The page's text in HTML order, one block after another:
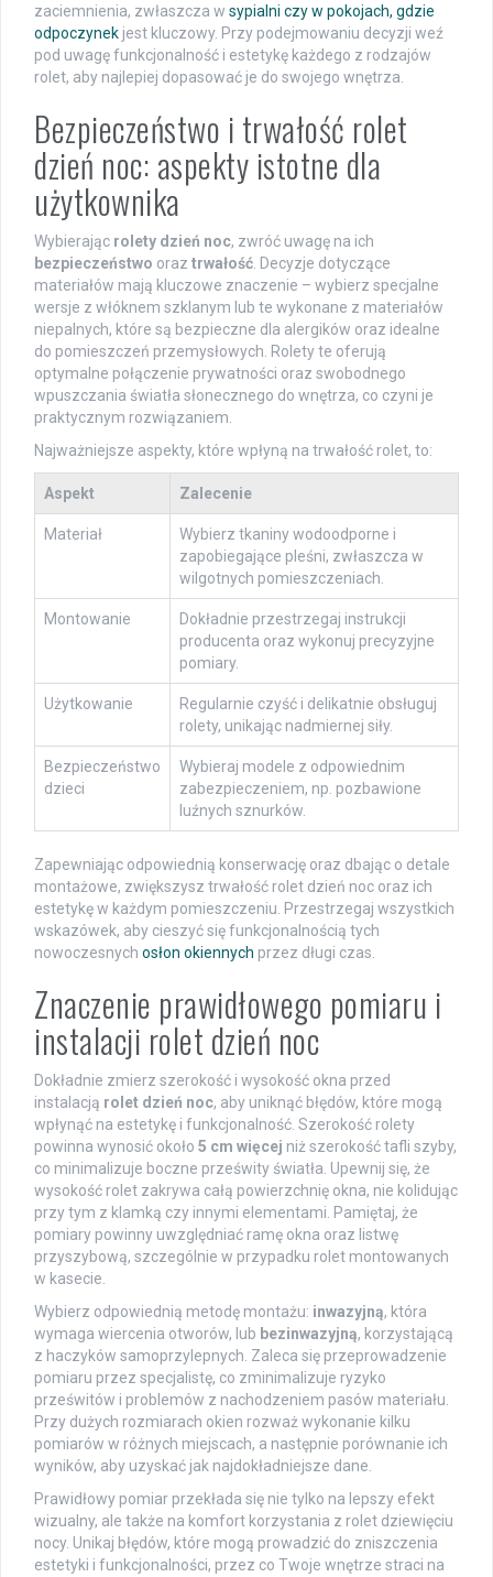
zaciemnienia, zwłaszcza w sypialni czy w pokojach, gdzie
odpoczynek jest kluczowy. Przy podejmowaniu decyzji weź
pod uwagę funkcjonalność i estetykę każdego z rodzajów
rolet, aby najlepiej dopasować je do swojego wnętrza.
Bezpieczeństwo i trwałość rolet
dzień noc: aspekty istotne dla
użytkownika
Wybierając rolety dzień noc, zwróć uwagę na ich
bezpieczeństwo oraz trwałość . Decyzje dotyczące
materiałów mają kluczowe znaczenie – wybierz specjalne
wersje z włóknem szklanym lub te wykonane z materiałów
niepalnych, które są bezpieczne dla alergików oraz idealne
do pomieszczeń przemysłowych. Rolety te oferują
optymalne połączenie prywatności oraz swobodnego
wpuszczania światła słonecznego do wnętrza, co czyni je
praktycznym rozwiązaniem.
Najważniejsze aspekty, które wpłyną na trwałość rolet, to:
Aspekt Zalecenie
Materiał
Wybierz tkaniny wodoodporne i
zapobiegające pleśni, zwłaszcza w
wilgotnych pomieszczeniach.
Montowanie
Dokładnie przestrzegaj instrukcji
producenta oraz wykonuj precyzyjne
pomiary.
Użytkowanie
Regularnie czyść i delikatnie obsługuj
rolety, unikając nadmiernej siły.
Bezpieczeństwo
dzieci
Wybieraj modele z odpowiednim
zabezpieczeniem, np. pozbawione
luźnych sznurków.
Zapewniając odpowiednią konserwację oraz dbając o detale
montażowe, zwiększysz trwałość rolet dzień noc oraz ich
estetykę w każdym pomieszczeniu. Przestrzegaj wszystkich
wskazówek, aby cieszyć się funkcjonalnością tych
nowoczesnych osłon okiennych przez długi czas.
Znaczenie prawidłowego pomiaru i
instalacji rolet dzień noc
Dokładnie zmierz szerokość i wysokość okna przed
instalacją rolet dzień noc, aby uniknąć błędów, które mogą
wpłynąć na estetykę i funkcjonalność. Szerokość rolety
powinna wynosić około 5 cm więcej niż szerokość tafli szyby,
co minimalizuje boczne prześwity światła. Upewnij się, że
wysokość rolet zakrywa całą powierzchnię okna, nie kolidując
przy tym z klamką czy innymi elementami. Pamiętaj, że
pomiary powinny uwzględniać ramę okna oraz listwę
przyszybową, szczególnie w przypadku rolet montowanych
w kasecie.
Wybierz odpowiednią metodę montażu: inwazyjną, która
wymaga wiercenia otworów, lub bezinwazyjną, korzystającą
z haczyków samoprzylepnych. Zaleca się przeprowadzenie
pomiaru przez specjalistę, co zminimalizuje ryzyko
prześwitów i problemów z nachodzeniem pasów materiału.
Przy dużych rozmiarach okien rozważ wykonanie kilku
pomiarów w różnych miejscach, a następnie porównanie ich
wyników, aby uzyskać jak najdokładniejsze dane.
Prawidłowy pomiar przekłada się nie tylko na lepszy efekt
wizualny, ale także na komfort korzystania z rolet dziewięciu
nocy. Unikaj błędów, które mogą prowadzić do zniszczenia
estetyki i funkcjonalności, przez co Twoje wnętrze straci na